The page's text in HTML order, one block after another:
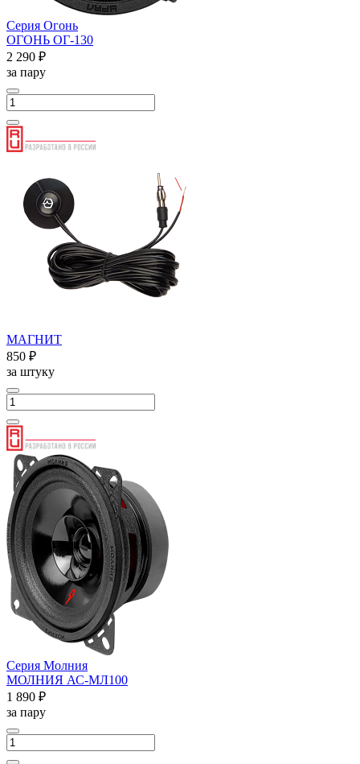
Серия Огонь
ОГОНЬ ОГ-130
2 290 ₽
за пару
МАГНИТ
850 ₽
за штуку
Серия Молния
МОЛНИЯ АС-МЛ100
1 890 ₽
за пару